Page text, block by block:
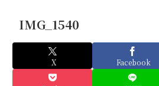
IMG_1540
X Facebook